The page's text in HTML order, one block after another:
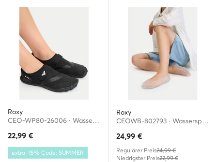
Roxy
CEO-WP80-26006 · Wassersportschuhe
22,99 €
extra -15% Code: SUMMER
Roxy
CEOWB-802793 · Wassersportschuhe
24,99 €
Regulärer Preis24,99 €
Niedrigster Preis22,99 €